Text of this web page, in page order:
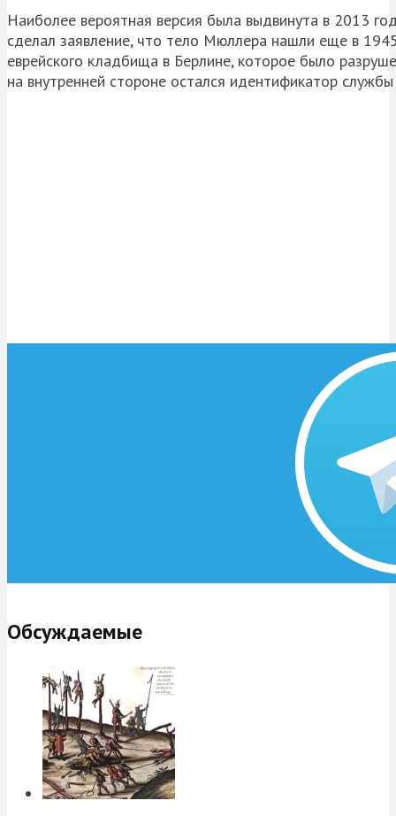
Наиболее вероятная версия была выдвинута в 2013
сделал заявление, что тело Мюллера нашли еще в
еврейского кладбища в Берлине, которое было
на внутренней стороне остался идентификатор
Обсуждаемые